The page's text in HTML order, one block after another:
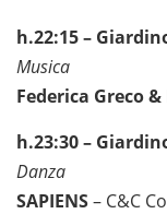
h.22:15 –
Musica
Federica Greco
h.23:30 –
Danza
SAPIENS– C&C